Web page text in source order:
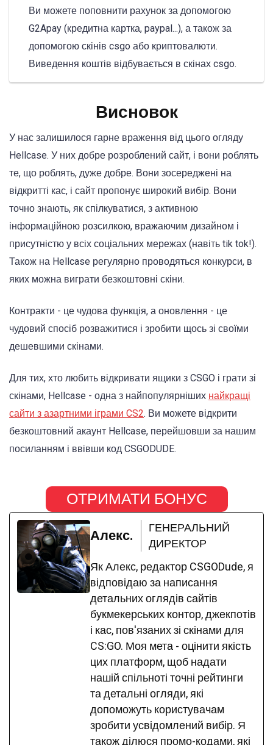
Ви можете поповнити рахунок за допомогою
G2Apay (кредитна картка, paypal...), а також за
допомогою скінів csgo або криптовалюти.
Виведення коштів відбувається в скінах csgo.
Висновок
У нас залишилося гарне враження від цього огляду
Hellcase. У них добре розроблений сайт, і вони роблять
те, що роблять, дуже добре. Вони зосереджені на
відкритті кас, і сайт пропонує широкий вибір. Вони
точно знають, як спілкуватися, з активною
інформаційною розсилкою, вражаючим дизайном і
присутністю у всіх соціальних мережах (навіть tik tok!).
Також на Hellcase регулярно проводяться конкурси, в
яких можна виграти безкоштовні скіни.
Контракти - це чудова функція, а оновлення - це
чудовий спосіб розважитися і зробити щось зі своїми
дешевшими скінами.
Для тих, хто любить відкривати ящики з CSGO і грати зі
скінами, Hellcase - одна з найпопулярніших найкращі
сайти з азартними іграми CS2. Ви можете відкрити
безкоштовний акаунт Hellcase, перейшовши за нашим
посиланням і ввівши код CSGODUDE.
ОТРИМАТИ БОНУС
Алекс.
ГЕНЕРАЛЬНИЙ
ДИРЕКТОР
Як Алекс, редактор CSGODude, я
відповідаю за написання
детальних оглядів сайтів
букмекерських контор, джекпотів
і кас, пов'язаних зі скінами для
CS:GO. Моя мета - оцінити якість
цих платформ, щоб надати
нашій спільноті точні рейтинги
та детальні огляди, які
допоможуть користувачам
зробити усвідомлений вибір. Я
також ділюся промо-кодами, які